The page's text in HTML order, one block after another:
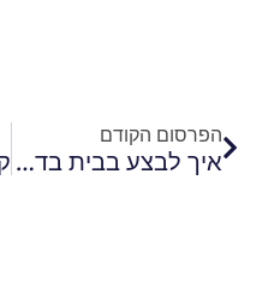
הפרסום הקודם
איך לבצע בבית בדיקה ראשונית לגבי פטור ממס על הפנסיה שלכם?